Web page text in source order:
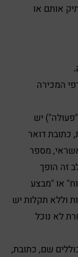
אותם או
המכירה
"פעולה") יש
כתובת דואר
מספר
זה הופך
או "מבצע
וללא תקלות יש
לא נוכל
שם, כתובת,